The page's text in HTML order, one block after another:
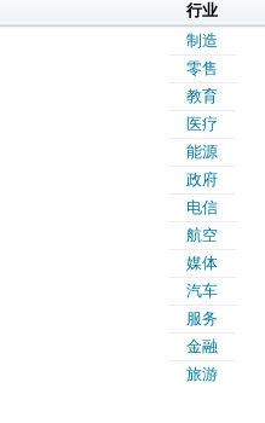
行业
制造
零售
教育
医疗
能源
政府
电信
航空
媒体
汽车
服务
金融
旅游